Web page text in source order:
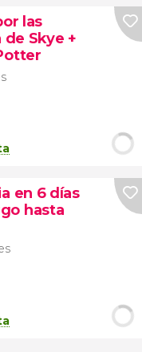
las
de Skye +
en 6 días
hasta